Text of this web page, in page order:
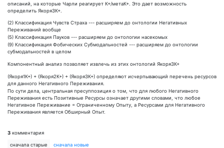
описаний, на которые Чарли реагирует К+/метаК+. Это дает возможность
определить Якоря3К+.
(2) Классификация Чувств Страха --- расширяем до онтологии Негативных
Переживаний вообще
(5) Классификация Пауков --- расширяем до онтологии насекомых
(9) Классификация Фобических Субмодальностей --- расширяем до онтологии
субмодальностей в целом
Компонентный анализ позволяет извлечь из этих онтологий Якоря3К+
(Якоря1К+) + (Якоря2К+) + (Якоря3К+) определяют исчерпывающий перечень ресурсов
для данного Негативного Переживания.
По сути дела, центральная пресуппозиция о том, что для любого Негативного
Переживания есть Позитивные Ресурсы означает другими словами, что любое
Негативное Переживание = Ограниченному Опыту, а Ресурсами для Негативного
Переживания является Обширный Опыт.
3 комментария
сначала старые сначала новые